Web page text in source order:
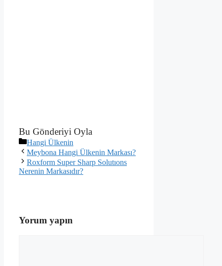
Bu Gönderiyi Oyla
Kategoriler
Hangi Ülkenin
Meybona Hangi Ülkenin Markası?
Roxform Super Sharp Solutıons
Nerenin Markasıdır?
Yorum yapın